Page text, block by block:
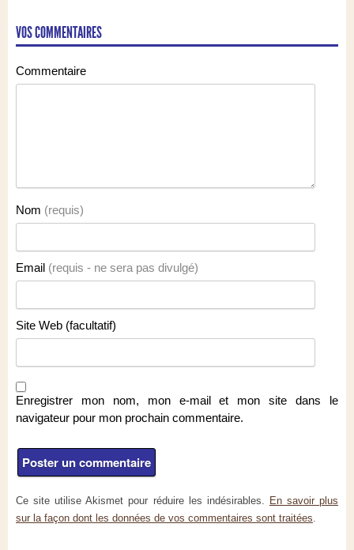
VOS COMMENTAIRES
Commentaire
Nom (requis)
Email (requis - ne sera pas divulgé)
Site Web (facultatif)
Enregistrer mon nom, mon e-mail et mon site dans le
navigateur pour mon prochain commentaire.
Ce site utilise Akismet pour réduire les indésirables. En savoir plus
sur la façon dont les données de vos commentaires sont traitées